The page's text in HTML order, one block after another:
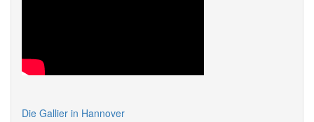
Die Gallier in Hannover